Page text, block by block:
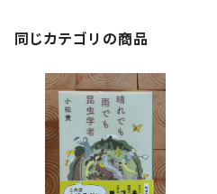
同じカテゴリの商品